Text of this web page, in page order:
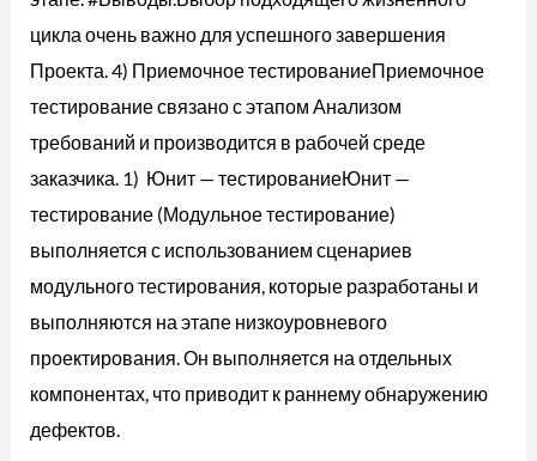
цикла очень важно для успешного завершения
Проекта. 4) Приемочное тестированиеПриемочное
тестирование связано с этапом Анализом
требований и производится в рабочей среде
заказчика. 1) Юнит — тестированиеЮнит —
тестирование (Модульное тестирование)
выполняется с использованием сценариев
модульного тестирования, которые разработаны и
выполняются на этапе низкоуровневого
проектирования. Он выполняется на отдельных
компонентах, что приводит к раннему обнаружению
дефектов.